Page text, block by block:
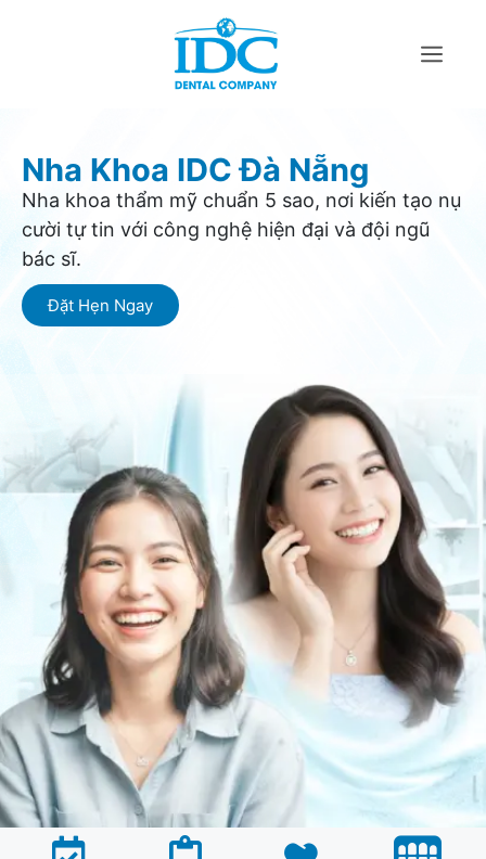
Nha Khoa IDC Đà Nẵng
Nha khoa thẩm mỹ chuẩn 5 sao, nơi kiến tạo nụ
cười tự tin với công nghệ hiện đại và đội ngũ
bác sĩ.
Đặt Hẹn Ngay